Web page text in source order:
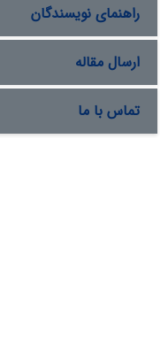
راهنمای نویسندگان
ارسال مقاله
تماس با ما